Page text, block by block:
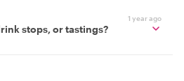
1 year ago
stops, or tastings?